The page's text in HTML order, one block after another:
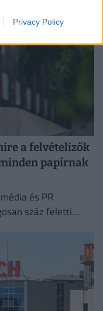
Privacy Policy
a felvételizők
papírnak
és PR
száz feletti